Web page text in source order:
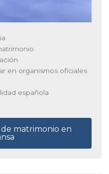
en organismos oficiales
española
matrimonio en